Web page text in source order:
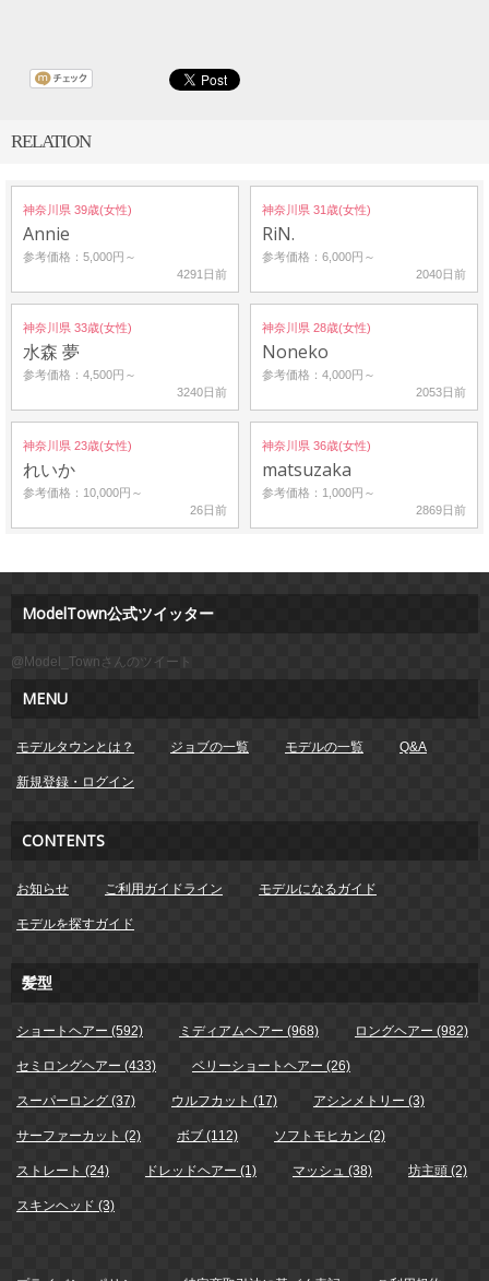
RELATION
神奈川県 39歳(女性)
Annie
参考価格：5,000円～
4291日前
神奈川県 31歳(女性)
RiN.
参考価格：6,000円～
2040日前
神奈川県 33歳(女性)
水森 夢
参考価格：4,500円～
3240日前
神奈川県 28歳(女性)
Noneko
参考価格：4,000円～
2053日前
神奈川県 23歳(女性)
れいか
参考価格：10,000円～
26日前
神奈川県 36歳(女性)
matsuzaka
参考価格：1,000円～
2869日前
ModelTown公式ツイッター
@Model_Townさんのツイート
MENU
モデルタウンとは？ ジョブの一覧 モデルの一覧 Q&A
新規登録・ログイン
CONTENTS
お知らせ ご利用ガイドライン モデルになるガイド
モデルを探すガイド
髪型
ショートヘアー (592) ミディアムヘアー (968) ロングヘアー (982)
セミロングヘアー (433) ベリーショートヘアー (26)
スーパーロング (37) ウルフカット (17) アシンメトリー (3)
サーファーカット (2) ボブ (112) ソフトモヒカン (2)
ストレート (24) ドレッドヘアー (1) マッシュ (38) 坊主頭 (2)
スキンヘッド (3)